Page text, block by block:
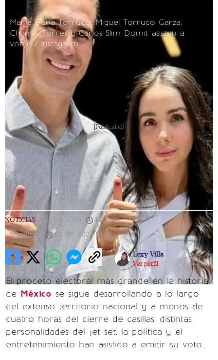
María Elena Torruco, Miguel Torruco Garza,
Chantal Torres y Carlos Slim Domit asisten a
votar / Instagram
[Publicidad]
NOTICIAS 02/06/2024 14:05 |
Actualizada
02/06/2024 16:33
Lexy Villa
Ver perfil
El proceso electoral más grande en la historia
de México se sigue desarrollando a lo largo
del extenso territorio nacional y a menos de
cuatro horas del cierre de casillas, distintas
personalidades del jet set, la política y el
entretenimiento han asistido a emitir su voto.